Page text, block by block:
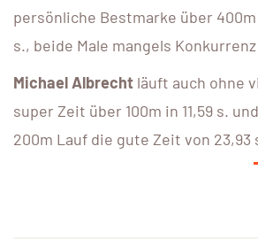
persönliche Bestmarke über
s., beide Male mangels
Michael Albrecht läuft auch ohne
super Zeit über 100m in 11,59 s.
200m Lauf die gute Zeit von 23,93